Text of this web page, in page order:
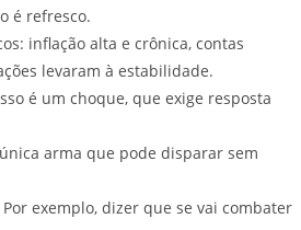
é refresco.
inflação alta e crônica, contas
levaram à estabilidade.
é um choque, que exige resposta
arma que pode disparar sem
exemplo, dizer que se vai combater